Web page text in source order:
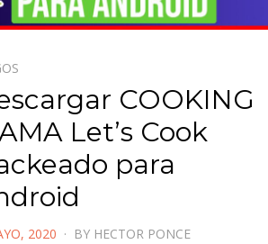
COOKING
Let’s Cook
para
2020 BY HECTOR PONCE